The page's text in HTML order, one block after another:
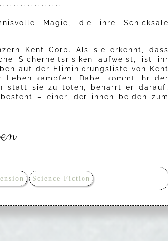
· · · · · · · · · · · · · · · · ·
Magie, die ihre Schicksale
Kent Corp. Als sie erkennt, dass
Sicherheitsrisiken aufweist, ist ihr
auf der Eliminierungsliste von Kent
Leben kämpfen. Dabei kommt ihr der
statt sie zu töten, beharrt er darauf,
– einer, der ihnen beiden zum
Science Fiction